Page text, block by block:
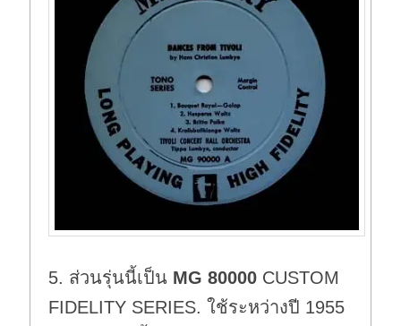
5. ส่วนรุ่นนี้เป็น MG 80000 CUSTOM
FIDELITY SERIES. ใช้ระหว่างปี 1955